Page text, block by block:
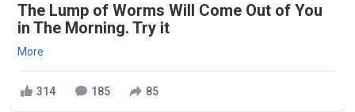
The Lump of Worms Will Come Out of You
in The Morning. Try it
More
314 185 85